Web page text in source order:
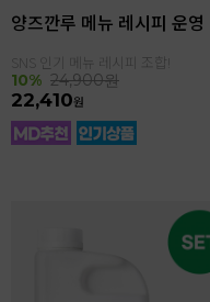
SNS 인기 메뉴 레시피 조합!
10% 24,900원
22,410원